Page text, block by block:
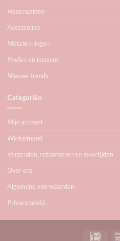
Haaknaalden
Accessoires
Metalen ringen
Poefen en kussens
Nieuwe trends
Categoriën
Mijn account
Winkelmand
Verzenden, retourneren en levertijden
Over ons
Algemene voorwaarden
Privacybeleid
IDeal